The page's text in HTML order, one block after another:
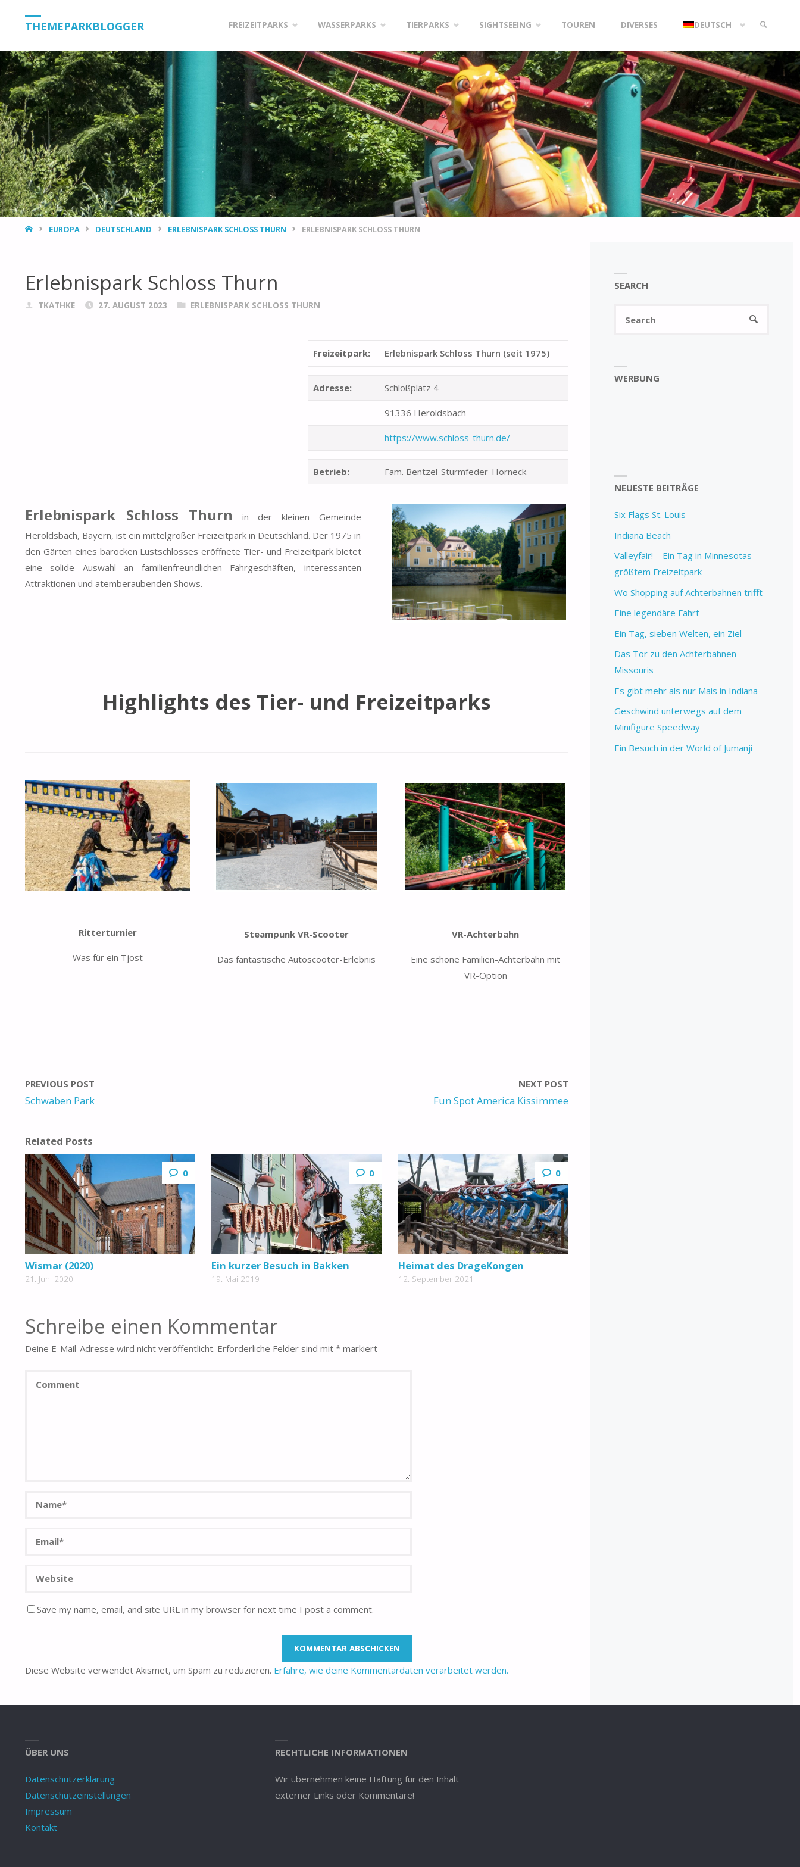
THEMEPARKBLOGGER
content
FREIZEITPARKS WASSERPARKS TIERPARKS SIGHTSEEING TOUREN DIVERSES DEUTSCH
SEARCH
HOMEEUROPA DEUTSCHLAND ERLEBNISPARK SCHLOSS THURN ERLEBNISPARK SCHLOSS THURN
Erlebnispark Schloss Thurn
TKATHKE 27. AUGUST 2023 ERLEBNISPARK SCHLOSS THURN
Freizeitpark: Erlebnispark Schloss Thurn (seit 1975)
Adresse: Schloßplatz 4
91336 Heroldsbach
https://www.schloss-thurn.de/
Betrieb: Fam. Bentzel-Sturmfeder-Horneck
Erlebnispark Schloss Thurn
in der kleinen Gemeinde
Heroldsbach, Bayern, ist ein mittelgroßer Freizeitpark in Deutschland. Der 1975 in
den Gärten eines barocken Lustschlosses eröffnete Tier- und Freizeitpark bietet
eine solide Auswahl an familienfreundlichen Fahrgeschäften, interessanten
Attraktionen und atemberaubenden Shows.
Highlights des Tier- und Freizeitparks
Ritterturnier
Was für ein Tjost
Steampunk VR-Scooter
Das fantastische Autoscooter-Erlebnis
VR-Achterbahn
Eine schöne Familien-Achterbahn mit
VR-Option
PREVIOUS POST
Schwaben Park
NEXT POST
Fun Spot America Kissimmee
Related Posts
0
Wismar (2020)
21. Juni 2020
0
Ein kurzer Besuch in Bakken
19. Mai 2019
0
Heimat des DrageKongen
12. September 2021
Schreibe einen Kommentar
Deine E-Mail-Adresse wird nicht veröffentlicht. Erforderliche Felder sind mit * markiert
Save my name, email, and site URL in my browser for next time I post a comment.
Diese Website verwendet Akismet, um Spam zu reduzieren. Erfahre, wie deine Kommentardaten verarbeitet werden.
SEARCH
SEARCH
WERBUNG
NEUESTE BEITRÄGE
Six Flags St. Louis
Indiana Beach
Valleyfair! – Ein Tag in Minnesotas
größtem Freizeitpark
Wo Shopping auf Achterbahnen trifft
Eine legendäre Fahrt
Ein Tag, sieben Welten, ein Ziel
Das Tor zu den Achterbahnen
Missouris
Es gibt mehr als nur Mais in Indiana
Geschwind unterwegs auf dem
Minifigure Speedway
Ein Besuch in der World of Jumanji
ÜBER UNS
Datenschutzerklärung
Datenschutzeinstellungen
Impressum
Kontakt
RECHTLICHE INFORMATIONEN
Wir übernehmen keine Haftung für den Inhalt
externer Links oder Kommentare!